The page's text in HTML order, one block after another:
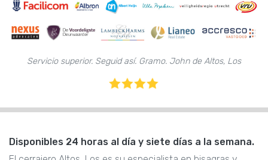
Servicio superior. Seguid así. Gramo. John de Altos, Los
Disponibles 24 horas al día y siete días a la semana.